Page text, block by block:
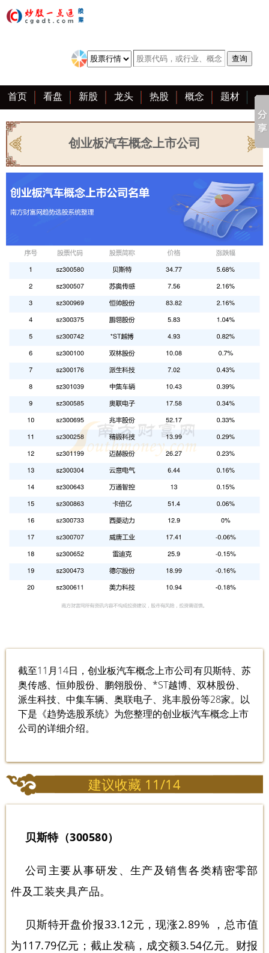
首页 看盘 新股 龙头 热股 概念 题材
亮点 创业板 资料 复盘 区块链 大全
创业板汽车概念上市公司
截至11月14日，创业板汽车概念上市公司有贝斯特、苏
奥传感、恒帅股份、鹏翎股份、*ST越博、双林股份、
派生科技、中集车辆、奥联电子、兆丰股份等28家。以
下是《趋势选股系统》为您整理的创业板汽车概念上市
公司的详细介绍。
建议收藏 11/14
贝斯特（300580）
公司主要从事研发、生产及销售各类精密零部
件及工装夹具产品。
贝斯特开盘价报33.12元，现涨2.89% ，总市值
为117.79亿元；截止发稿，成交额3.54亿元。财报